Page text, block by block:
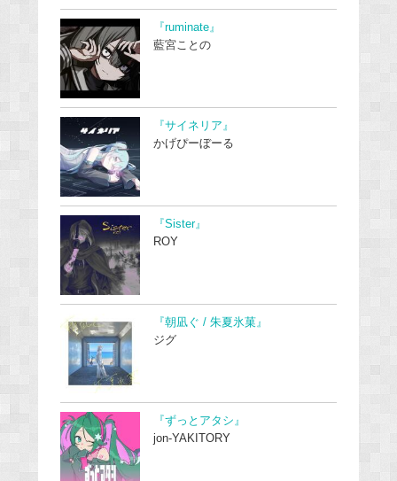
『ruminate』
藍宮ことの
『サイネリア』
かげぴーぼーる
『Sister』
ROY
『朝凪ぐ / 朱夏氷菓』
ジグ
『ずっとアタシ』
jon-YAKITORY